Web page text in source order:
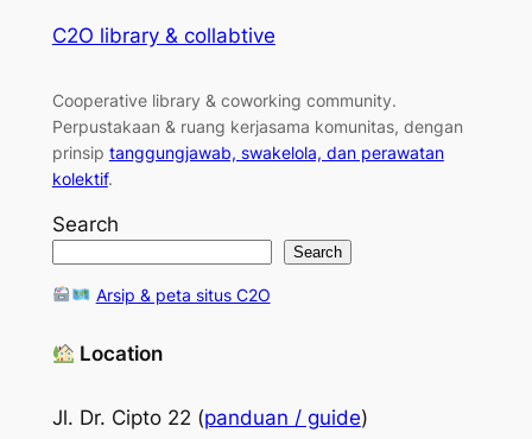
C2O library & collabtive
Cooperative library & coworking community.
Perpustakaan & ruang kerjasama komunitas, dengan
prinsip tanggungjawab, swakelola, dan perawatan
kolektif.
Search
Search
Arsip & peta situs C2O
Location
Jl. Dr. Cipto 22 (panduan / guide)